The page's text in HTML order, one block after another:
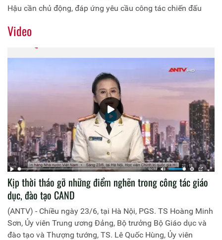
Hậu cần chủ động, đáp ứng yêu cầu công tác chiến đấu
Video
Kịp thời tháo gỡ những điểm nghẽn trong công tác giáo
dục, đào tạo CAND
(ANTV) - Chiều ngày 23/6, tại Hà Nội, PGS. TS Hoàng Minh
Sơn, Ủy viên Trung ương Đảng, Bộ trưởng Bộ Giáo dục và
đào tạo và Thượng tướng, TS. Lê Quốc Hùng, Ủy viên